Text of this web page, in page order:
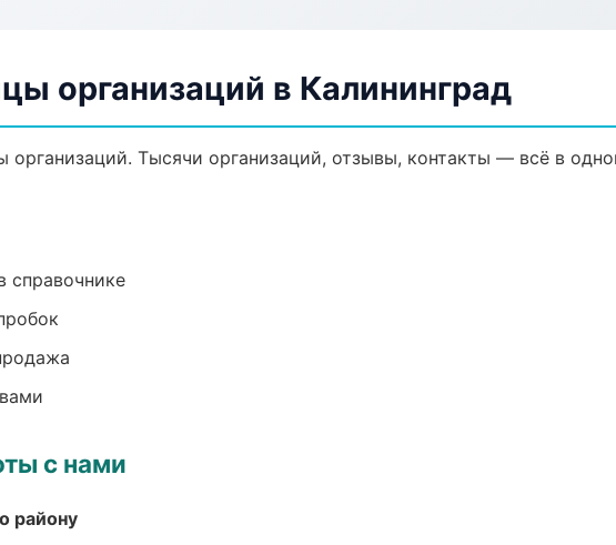
организаций в Калининград
организаций. Тысячи организаций, отзывы, контакты — всё в
справочнике
с нами
району